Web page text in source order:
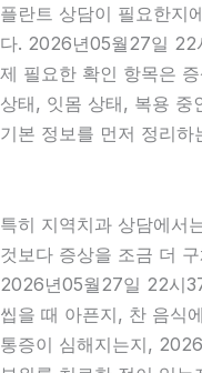
플란트 상담이 필요한지
다. 2026년05월27일 22
제 필요한 확인 항목은
상태, 잇몸 상태, 복용 중
기본 정보를 먼저 정리하
특히 지역치과 상담에서
것보다 증상을 조금 더
2026년05월27일 22시
씹을 때 아픈지, 찬 음식
통증이 심해지는지,